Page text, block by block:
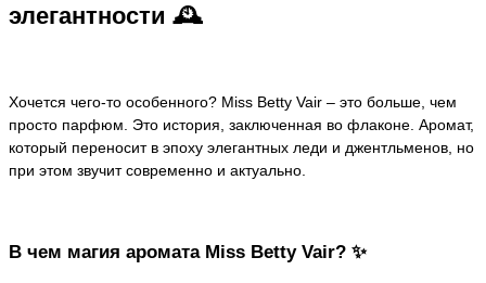
элегантности 🕰️
Хочется чего-то особенного? Miss Betty Vair – это больше, чем
просто парфюм. Это история, заключенная во флаконе. Аромат,
который переносит в эпоху элегантных леди и джентльменов, но
при этом звучит современно и актуально.
В чем магия аромата Miss Betty Vair? ✨